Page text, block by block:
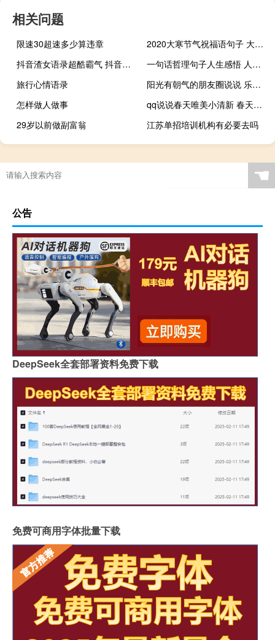
相关问题
限速30超速多少算违章
2020大寒节气祝福语句子 大寒快乐祝福语简短温暖
抖音渣女语录超酷霸气 抖音很火的一句话说说渣女大全
一句话哲理句子人生感悟 人生没有白走的路
旅行心情语录
阳光有朝气的朋友圈说说 乐观心态好的短句子
怎样做人做事
qq说说春天唯美小清新 春天的唯美短句子说说
29岁以前做副富翁
江苏单招培训机构有必要去吗
☚
公告
DeepSeek全套部署资料免费下载
免费可商用字体批量下载